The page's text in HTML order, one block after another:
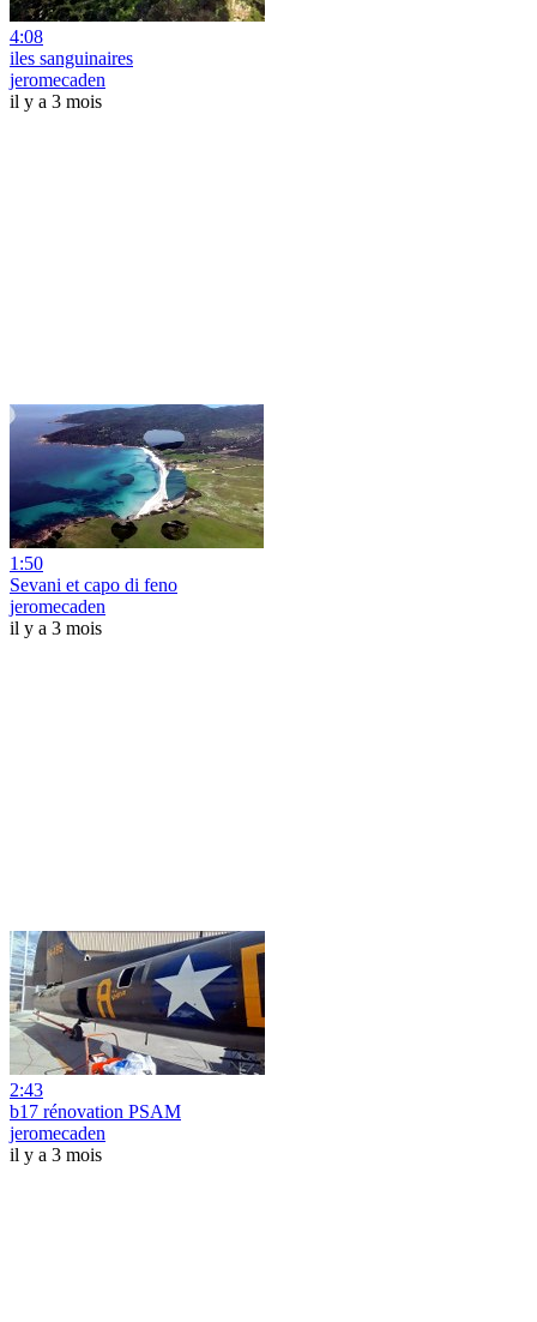
4:08
iles sanguinaires
jeromecaden
il y a 3 mois
1:50
Sevani et capo di feno
jeromecaden
il y a 3 mois
2:43
b17 rénovation PSAM
jeromecaden
il y a 3 mois